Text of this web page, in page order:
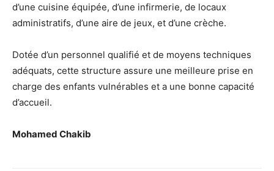
d’une cuisine équipée, d’une infirmerie, de locaux
administratifs, d’une aire de jeux, et d’une crèche.
Dotée d’un personnel qualifié et de moyens techniques
adéquats, cette structure assure une meilleure prise en
charge des enfants vulnérables et a une bonne capacité
d’accueil.
Mohamed Chakib